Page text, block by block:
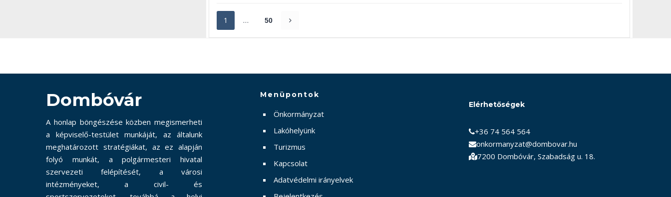
1 … 50
Dombóvár
A honlap böngészése közben megismerheti
a képviselő-testület munkáját, az általunk
meghatározott stratégiákat, az ez alapján
folyó munkát, a polgármesteri hivatal
szervezeti felépítését, a városi
intézményeket, a civil- és
Menüpontok
Önkormányzat
Lakóhelyünk
Turizmus
Kapcsolat
Adatvédelmi irányelvek
Elérhetőségek
+36 74 564 564
onkormanyzat@dombovar.hu
7200 Dombóvár, Szabadság u. 18.